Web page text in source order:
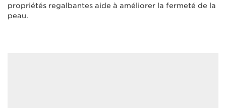
propriétés regalbantes aide à améliorer la fermeté de la
peau.